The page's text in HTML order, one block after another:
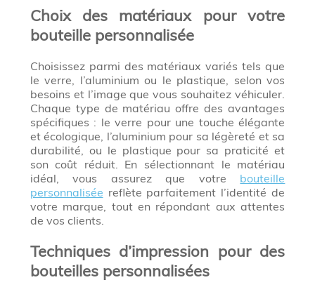
Choix des matériaux pour votre
bouteille personnalisée
Choisissez parmi des matériaux variés tels que
le verre, l’aluminium ou le plastique, selon vos
besoins et l’image que vous souhaitez véhiculer.
Chaque type de matériau offre des avantages
spécifiques : le verre pour une touche élégante
et écologique, l’aluminium pour sa légèreté et sa
durabilité, ou le plastique pour sa praticité et
son coût réduit. En sélectionnant le matériau
idéal, vous assurez que votre bouteille
personnalisée reflète parfaitement l’identité de
votre marque, tout en répondant aux attentes
de vos clients.
Techniques d’impression pour des
bouteilles personnalisées